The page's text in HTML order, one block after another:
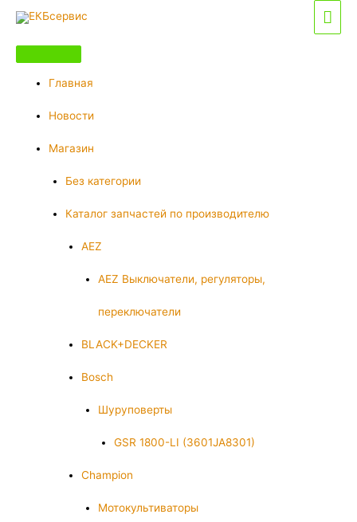
Перейти
содержимому
Главная
Новости
Магазин
Без категории
Каталог запчастей по производителю
AEZ
AEZ Выключатели, регуляторы,
переключатели
BLACK+DECKER
Bosch
Шуруповерты
GSR 1800-LI (3601JA8301)
Champion
Мотокультиваторы